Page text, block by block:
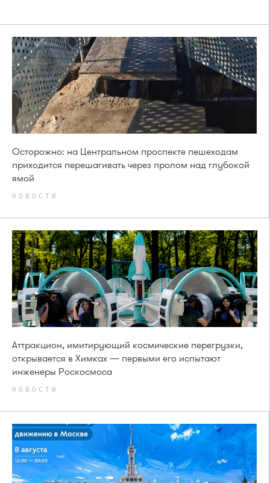
Осторожно: на Центральном проспекте пешеходам
приходится перешагивать через пролом над глубокой
ямой
НОВОСТИ
Аттракцион, имитирующий космические перегрузки,
открывается в Химках — первыми его испытают
инженеры Роскосмоса
НОВОСТИ